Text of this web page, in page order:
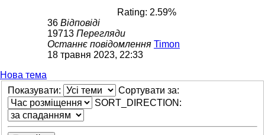
Rating: 2.59%
36 Відповіді
19713 Перегляди
Останнє повідомлення Timon
18 травня 2023, 22:33
Нова тема
Показувати:
Сортувати за:
SORT_DIRECTION: